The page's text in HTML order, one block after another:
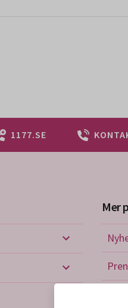
1177.SE
Vårdriktlinjer
Mer